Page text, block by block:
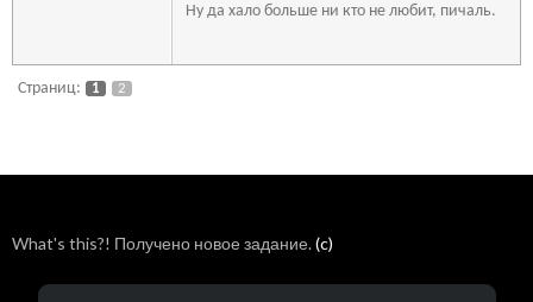
Ну да хало больше ни кто не любит, пичаль.
Страниц: 1 2
What's this?! Получено новое задание.(c)